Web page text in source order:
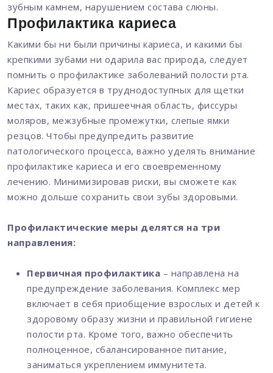
зубным камнем, нарушением состава слюны.
Профилактика кариеса
Какими бы ни были причины кариеса, и какими бы
крепкими зубами ни одарила вас природа, следует
помнить о профилактике заболеваний полости рта.
Кариес образуется в труднодоступных для щетки
местах, таких как, пришеечная область, фиссуры
моляров, межзубные промежутки, слепые ямки
резцов. Чтобы предупредить развитие
патологического процесса, важно уделять внимание
профилактике кариеса и его своевременному
лечению. Минимизировав риски, вы сможете как
можно дольше сохранить свои зубы здоровыми.
Профилактические меры делятся на три
направления:
Первичная профилактика – направлена на
предупреждение заболевания. Комплекс мер
включает в себя приобщение взрослых и детей к
здоровому образу жизни и правильной гигиене
полости рта. Кроме того, важно обеспечить
полноценное, сбалансированное питание,
заниматься укреплением иммунитета.